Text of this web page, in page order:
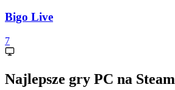
Bigo Live
7
Najlepsze gry PC na Steam